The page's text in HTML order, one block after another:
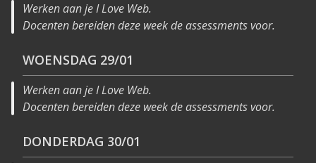
Werken aan je I Love Web. ⁠
Docenten bereiden deze week de assessments voor.
WOENSDAG 29/01
Werken aan je I Love Web. ⁠
Docenten bereiden deze week de assessments voor.
DONDERDAG 30/01